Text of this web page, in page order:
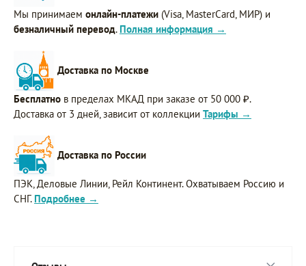
Мы принимаем онлайн-платежи (Visa, MasterCard, МИР) и
безналичный перевод. Полная информация →
Доставка по Москве
Бесплатно в пределах МКАД при заказе от 50 000 ₽.
Доставка от 3 дней, зависит от коллекции Тарифы →
Доставка по России
ПЭК, Деловые Линии, Рейл Континент. Охватываем Россию и
СНГ. Подробнее →